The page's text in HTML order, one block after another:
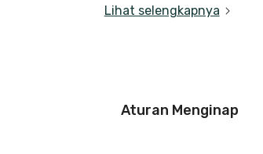
Lihat selengkapnya
Aturan Menginap